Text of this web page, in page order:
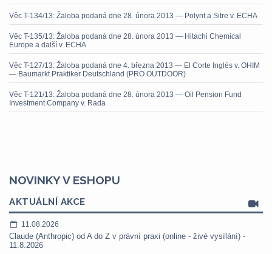
Věc T-134/13: Žaloba podaná dne 28. února 2013 — Polynt a Sitre v. ECHA
Věc T-135/13: Žaloba podaná dne 28. února 2013 — Hitachi Chemical
Europe a další v. ECHA
Věc T-127/13: Žaloba podaná dne 4. března 2013 — El Corte Inglés v. OHIM
— Baumarkt Praktiker Deutschland (PRO OUTDOOR)
Věc T-121/13: Žaloba podaná dne 28. února 2013 — Oil Pension Fund
Investment Company v. Rada
NOVINKY V ESHOPU
AKTUÁLNÍ AKCE
11.08.2026
Claude (Anthropic) od A do Z v právní praxi (online - živé vysílání) -
11.8.2026